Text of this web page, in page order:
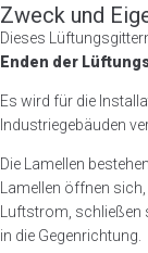
Zweck und
Dieses
Enden der
Es wird für die
Industriegebäuden
Die Lamellen
Lamellen öffnen
Luftstrom,
in die Gegenrichtung.